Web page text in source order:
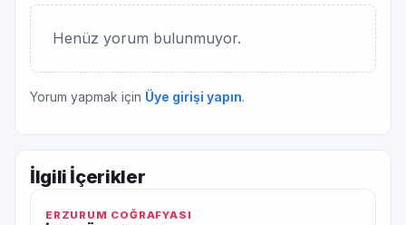
Henüz yorum bulunmuyor.
Yorum yapmak için Üye girişi yapın.
İlgili İçerikler
ERZURUM COĞRAFYASI